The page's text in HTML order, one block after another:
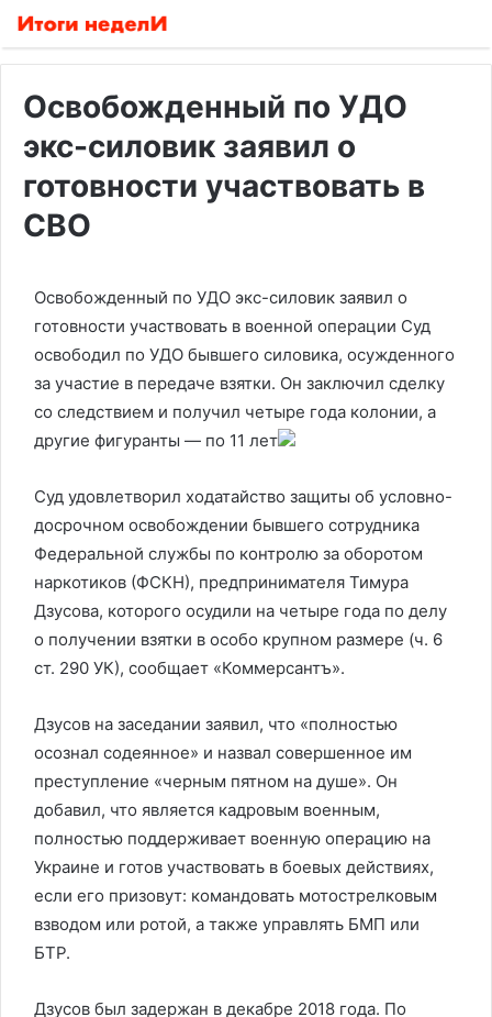
Освобожденный по УДО
экс-силовик заявил о
готовности участвовать в
СВО
Освобожденный по УДО экс-силовик заявил о
готовности участвовать в военной операции Суд
освободил по УДО бывшего силовика, осужденного
за участие в передаче взятки. Он заключил сделку
со следствием и получил четыре года колонии, а
другие фигуранты — по 11 лет
Суд удовлетворил ходатайство защиты об условно-
досрочном освобождении бывшего сотрудника
Федеральной службы по контролю за оборотом
наркотиков (ФСКН), предпринимателя Тимура
Дзусова, которого осудили на четыре года по делу
о получении взятки в особо крупном размере (ч. 6
ст. 290 УК), сообщает «Коммерсантъ».
Дзусов на заседании заявил, что «полностью
осознал содеянное» и назвал совершенное им
преступление «черным пятном на душе». Он
добавил, что является кадровым военным,
полностью поддерживает военную операцию на
Украине и готов участвовать в боевых действиях,
если его призовут: командовать мотострелковым
взводом или ротой, а также управлять БМП или
БТР.
Дзусов был задержан в декабре 2018 года. По